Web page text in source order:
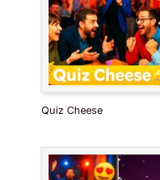
Quiz Cheese